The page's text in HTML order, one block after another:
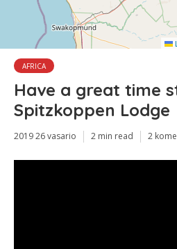
AFRICA
Have a great time
Spitzkoppen Lodge
2019 26 vasario 2 min read 2